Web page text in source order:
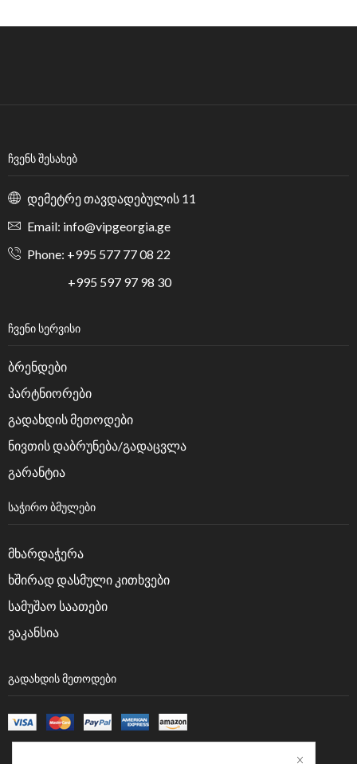
ᲩᲕᲔᲜᲡ ᲨᲔᲡᲐᲮᲔᲑ
დემეტრე თავდადებულის 11
Email: info@vipgeorgia.ge
Phone: +995 577 77 08 22
+995 597 97 98 30
ᲩᲕᲔᲜᲘ ᲡᲔᲠᲕᲘᲡᲘ
ბრენდები
პარტნიორები
გადახდის მეთოდები
ნივთის დაბრუნება/გადაცვლა
გარანტია
ᲡᲐᲭᲘᲠᲝ ᲑᲛᲣᲚᲔᲑᲘ
მხარდაჭერა
ხშირად დასმული კითხვები
სამუშაო საათები
ვაკანსია
ᲒᲐᲓᲐᲮᲓᲘᲡ ᲛᲔᲗᲝᲓᲔᲑᲘ